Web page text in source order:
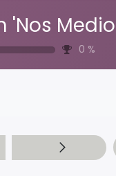
0 %